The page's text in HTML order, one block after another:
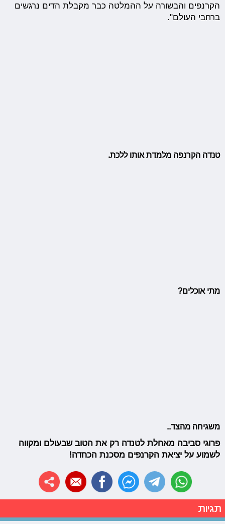
הקרנפים והבשורה על ההמלטה כבר מקבלת הדים נרגשים
ברחבי העולם".
טנדה הקרנפה מלמדת אותו ללכת.
מתי אוכלים?
משגיחה מהצד..
פרוגי סביבה מאחלת לטנדה רק את הטוב שבעולם ומקווה
לשמוע על יציאת הקרנפים מסכנת הכחדה!
תגיות